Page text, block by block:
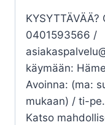
0401593566 /
käymään:
Avoinna: (ma:
mukaan) / ti-
Katso